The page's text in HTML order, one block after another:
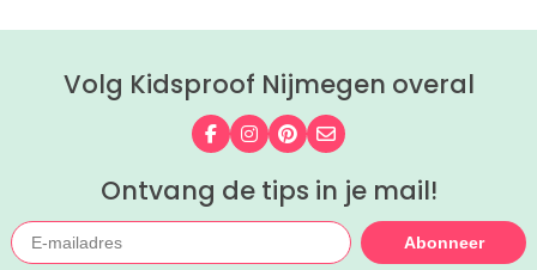
Volg Kidsproof Nijmegen overal
Volg ons op Facebook
Volg ons op Instagram
Volg ons op Pinterest
Mail ons
Ontvang de tips in je mail!
Abonneer